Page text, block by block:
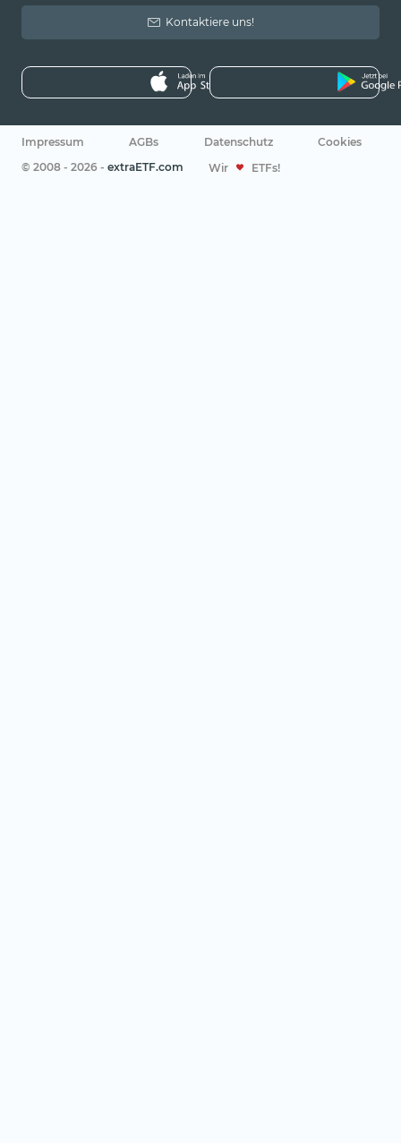
Kontaktiere uns!
Impressum AGBs Datenschutz
Cookies
© 2008 - 2026 - extraETF.com Wir ETFs!